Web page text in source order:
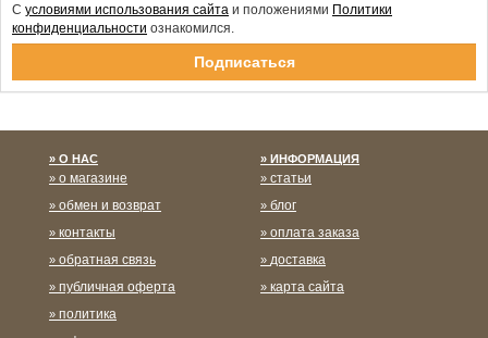
С условиями использования сайта и положениями Политики
конфиденциальности ознакомился.
О НАС
о магазине
обмен и возврат
контакты
обратная связь
публичная оферта
политика
ИНФОРМАЦИЯ
статьи
блог
оплата заказа
доставка
карта сайта